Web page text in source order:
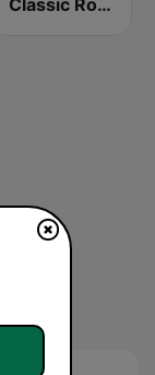
Classic Rock & Blues